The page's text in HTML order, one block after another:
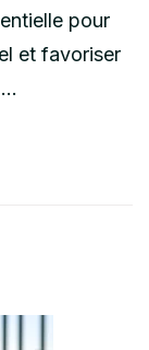
pour
et favoriser
…